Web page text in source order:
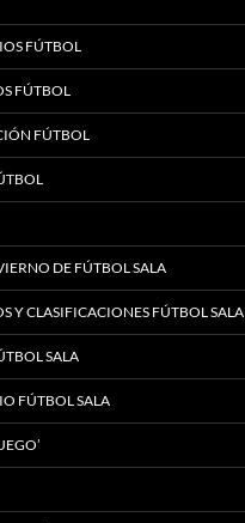
FÚTBOL
FÚTBOL
FÚTBOL
DE FÚTBOL SALA
Y CLASIFICACIONES FÚTBOL SALA
SALA
FÚTBOL SALA